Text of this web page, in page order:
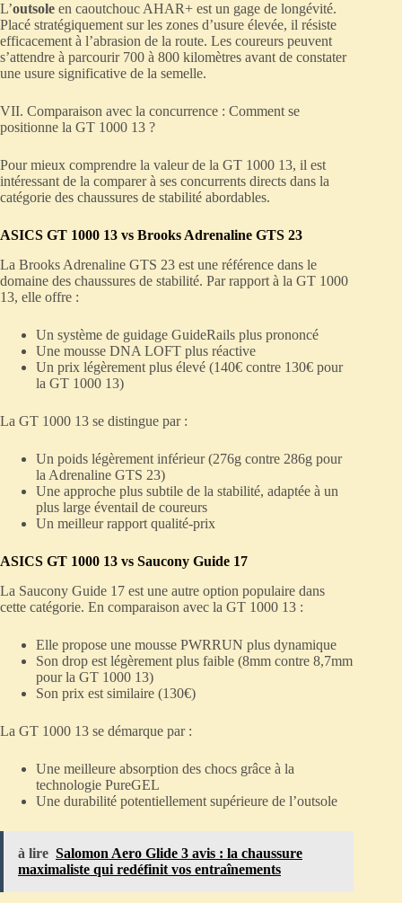
L’outsole en caoutchouc AHAR+ est un gage de longévité.
Placé stratégiquement sur les zones d’usure élevée, il résiste
efficacement à l’abrasion de la route. Les coureurs peuvent
s’attendre à parcourir 700 à 800 kilomètres avant de constater
une usure significative de la semelle.
VII. Comparaison avec la concurrence : Comment se
positionne la GT 1000 13 ?
Pour mieux comprendre la valeur de la GT 1000 13, il est
intéressant de la comparer à ses concurrents directs dans la
catégorie des chaussures de stabilité abordables.
ASICS GT 1000 13 vs Brooks Adrenaline GTS 23
La Brooks Adrenaline GTS 23 est une référence dans le
domaine des chaussures de stabilité. Par rapport à la GT 1000
13, elle offre :
Un système de guidage GuideRails plus prononcé
Une mousse DNA LOFT plus réactive
Un prix légèrement plus élevé (140€ contre 130€ pour
la GT 1000 13)
La GT 1000 13 se distingue par :
Un poids légèrement inférieur (276g contre 286g pour
la Adrenaline GTS 23)
Une approche plus subtile de la stabilité, adaptée à un
plus large éventail de coureurs
Un meilleur rapport qualité-prix
ASICS GT 1000 13 vs Saucony Guide 17
La Saucony Guide 17 est une autre option populaire dans
cette catégorie. En comparaison avec la GT 1000 13 :
Elle propose une mousse PWRRUN plus dynamique
Son drop est légèrement plus faible (8mm contre 8,7mm
pour la GT 1000 13)
Son prix est similaire (130€)
La GT 1000 13 se démarque par :
Une meilleure absorption des chocs grâce à la
technologie PureGEL
Une durabilité potentiellement supérieure de l’outsole
à lire Salomon Aero Glide 3 avis : la chaussure
maximaliste qui redéfinit vos entraînements